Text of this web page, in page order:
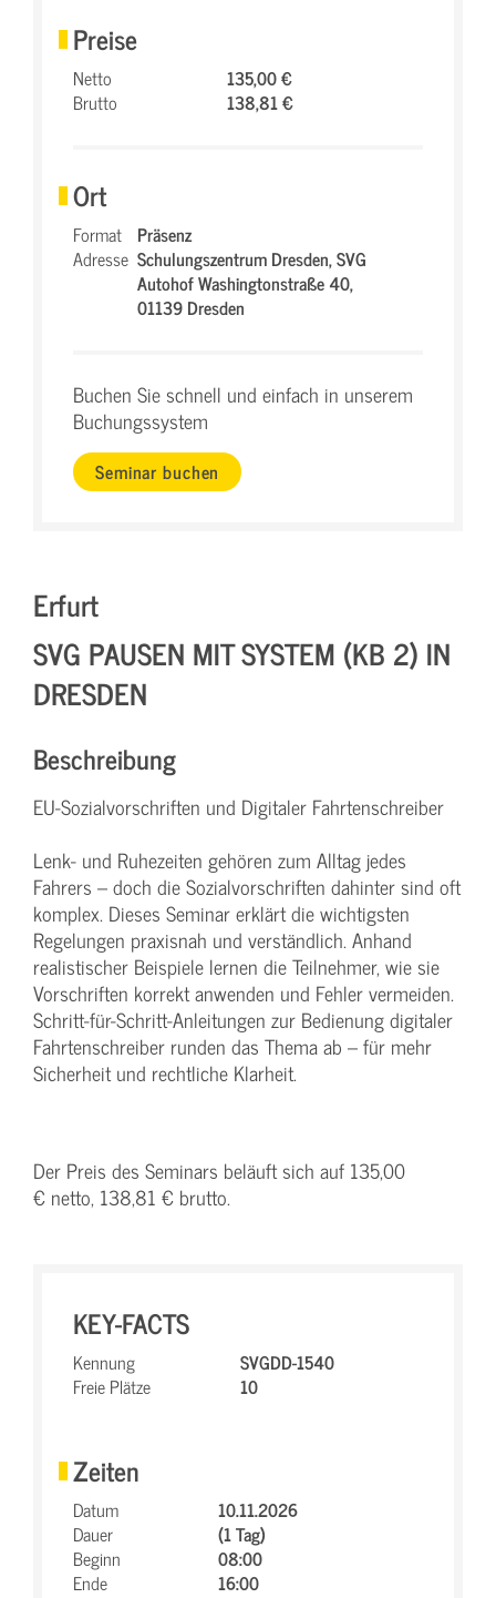
Preise
Netto
135,00 €
Brutto
138,81 €
Ort
Format Präsenz
Adresse Schulungszentrum Dresden,SVG
Autohof Washingtonstraße 40,
01139 Dresden
Buchen Sie schnell und einfach in unserem
Buchungssystem
Seminar buchen
Erfurt
SVG PAUSEN MIT SYSTEM (KB 2) IN
DRESDEN
Beschreibung
EU-Sozialvorschriften und Digitaler Fahrtenschreiber
Lenk- und Ruhezeiten gehören zum Alltag jedes
Fahrers – doch die Sozialvorschriften dahinter sind oft
komplex. Dieses Seminar erklärt die wichtigsten
Regelungen praxisnah und verständlich. Anhand
realistischer Beispiele lernen die Teilnehmer, wie sie
Vorschriften korrekt anwenden und Fehler vermeiden.
Schritt-für-Schritt-Anleitungen zur Bedienung digitaler
Fahrtenschreiber runden das Thema ab – für mehr
Sicherheit und rechtliche Klarheit.
Der Preis des Seminars beläuft sich auf 135,00
€ netto, 138,81 € brutto.
KEY-FACTS
Kennung
SVGDD-1540
Freie Plätze
10
Zeiten
Datum
10.11.2026
Dauer
(1 Tag)
Beginn
08:00
Ende
16:00